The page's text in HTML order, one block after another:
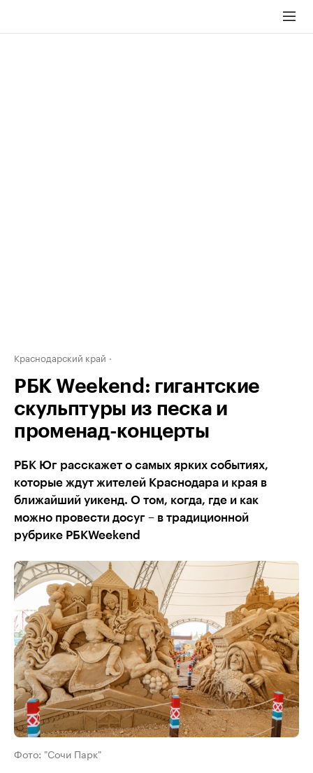
Краснодарский край
РБК Weekend: гигантские
скульптуры из песка и
променад-концерты
РБК Юг расскажет о самых ярких событиях,
которые ждут жителей Краснодара и края в
ближайший уикенд. О том, когда, где и как
можно провести досуг – в традиционной
рубрике РБКWeekend
Фото: "Сочи Парк"